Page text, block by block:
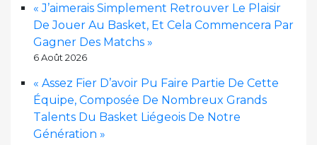
« J’aimerais Simplement Retrouver Le Plaisir
De Jouer Au Basket, Et Cela Commencera Par
Gagner Des Matchs »
6 Août 2026
« Assez Fier D’avoir Pu Faire Partie De Cette
Équipe, Composée De Nombreux Grands
Talents Du Basket Liégeois De Notre
Génération »